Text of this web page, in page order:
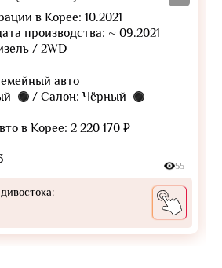
в Корее: 10.2021
производства: ~ 09.2021
/ 2WD
авто
/ Салон: Чёрный
в Корее: 2 220 170 ₽
55